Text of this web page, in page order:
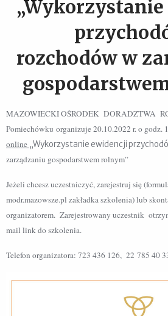
rozchodów w
MAZOWIECKI OŚRODEK DORADZTWA
Pomiechówku organizuje 20.10.2022 r. o godz.
online „Wykorzystanie ewidencji
zarządzaniu gospodarstwem rolnym”
Jeżeli chcesz uczestniczyć, zarejestruj się
modr.mazowsze.pl zakładka szkolenia) lub
organizatorem. Zarejestrowany uczestnik
mail link do szkolenia.
Telefon organizatora: 723 436 126, 22 785 40